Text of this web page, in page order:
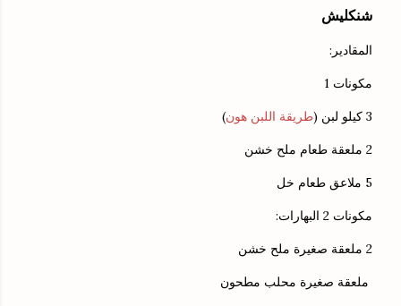
شنكليش
المقادير:
مكونات 1
3 كيلو لبن ( طريقة اللبن هون)
2 ملعقة طعام ملح خشن
5 ملاعق طعام خل
مكونات 2 البهارات:
2 ملعقة صغيرة ملح خشن
ملعقة صغيرة محلب مطحون